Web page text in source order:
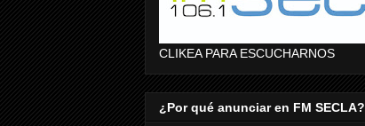
CLIKEA PARA ESCUCHARNOS
¿Por qué anunciar en FM SECLA?